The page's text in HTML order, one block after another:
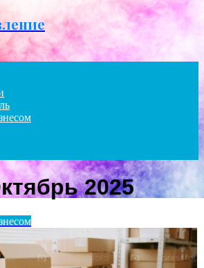
2025